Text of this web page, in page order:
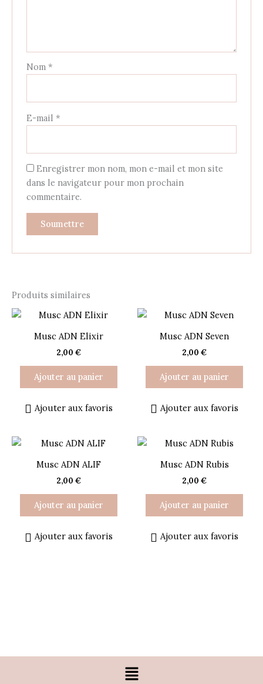
Nom*
E-mail*
Enregistrer mon nom, mon e-mail et mon site
dans le navigateur pour mon prochain
commentaire.
Produits similaires
Musc ADN Elixir
2,00 €
Ajouter au panier
Ajouter aux favoris
Musc ADN Seven
2,00 €
Ajouter au panier
Ajouter aux favoris
Musc ADN ALIF
2,00 €
Ajouter au panier
Ajouter aux favoris
Musc ADN Rubis
2,00 €
Ajouter au panier
Ajouter aux favoris
Menu